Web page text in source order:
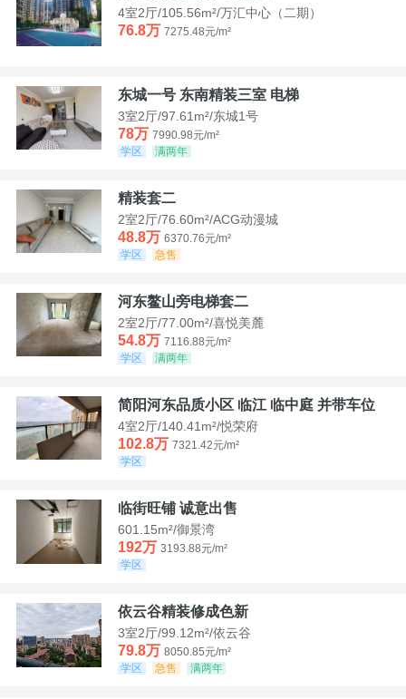
4室2厅/105.56m²/万汇中心（二期）
76.8万 7275.48元/m²
东城一号 东南精装三室 电梯
3室2厅/97.61m²/东城1号
78万 7990.98元/m²
学区
满两年
精装套二
2室2厅/76.60m²/ACG动漫城
48.8万 6370.76元/m²
学区
急售
河东鳌山旁电梯套二
2室2厅/77.00m²/喜悦美麓
54.8万 7116.88元/m²
学区
满两年
简阳河东品质小区 临江 临中庭 并带车位
4室2厅/140.41m²/悦荣府
102.8万 7321.42元/m²
学区
临街旺铺 诚意出售
601.15m²/御景湾
192万 3193.88元/m²
学区
依云谷精装修成色新
3室2厅/99.12m²/依云谷
79.8万 8050.85元/m²
学区
急售 满两年